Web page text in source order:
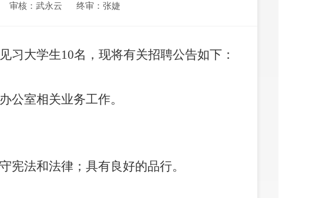
审核：武永云 终审：张婕
习大学生10名，现将有关招聘公告如下：
公室相关业务工作。
宪法和法律；具有良好的品行。